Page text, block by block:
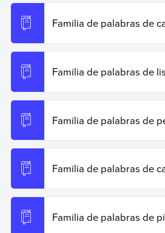
Familia de palabras de
Familia de palabras de
Familia de palabras de
Familia de palabras de
Familia de palabras de